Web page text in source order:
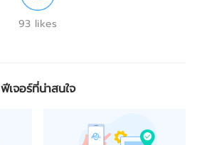
93 likes
ฟีเจอร์ที่น่าสนใจ